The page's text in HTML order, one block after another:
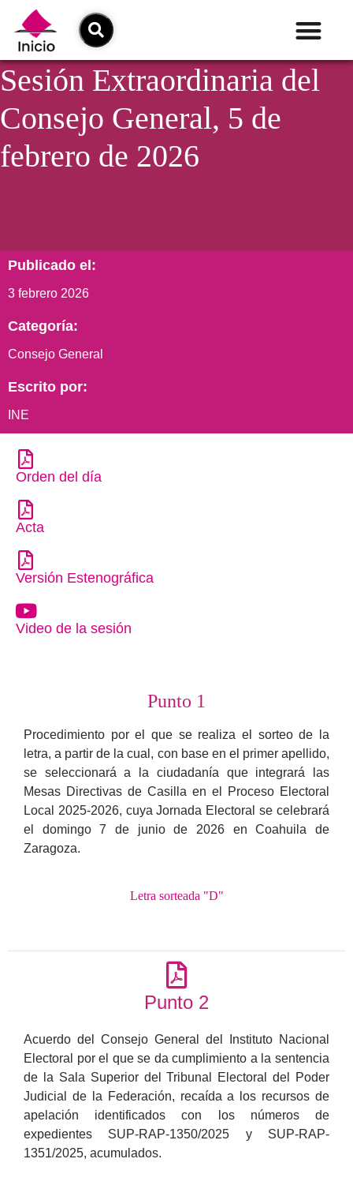
Sesión Extraordinaria del
Consejo General, 5 de
febrero de 2026
Publicado el:
3 febrero 2026
Categoría:
Consejo General
Escrito por:
INE
Orden del día
Acta
Versión Estenográfica
Video de la sesión
Punto 1
Procedimiento por el que se realiza el sorteo de la
letra, a partir de la cual, con base en el primer apellido,
se seleccionará a la ciudadanía que integrará las
Mesas Directivas de Casilla en el Proceso Electoral
Local 2025-2026, cuya Jornada Electoral se celebrará
el domingo 7 de junio de 2026 en Coahuila de
Zaragoza.
Letra sorteada "D"
Punto 2
Acuerdo del Consejo General del Instituto Nacional
Electoral por el que se da cumplimiento a la sentencia
de la Sala Superior del Tribunal Electoral del Poder
Judicial de la Federación, recaída a los recursos de
apelación identificados con los números de
expedientes SUP-RAP-1350/2025 y SUP-RAP-
1351/2025, acumulados.